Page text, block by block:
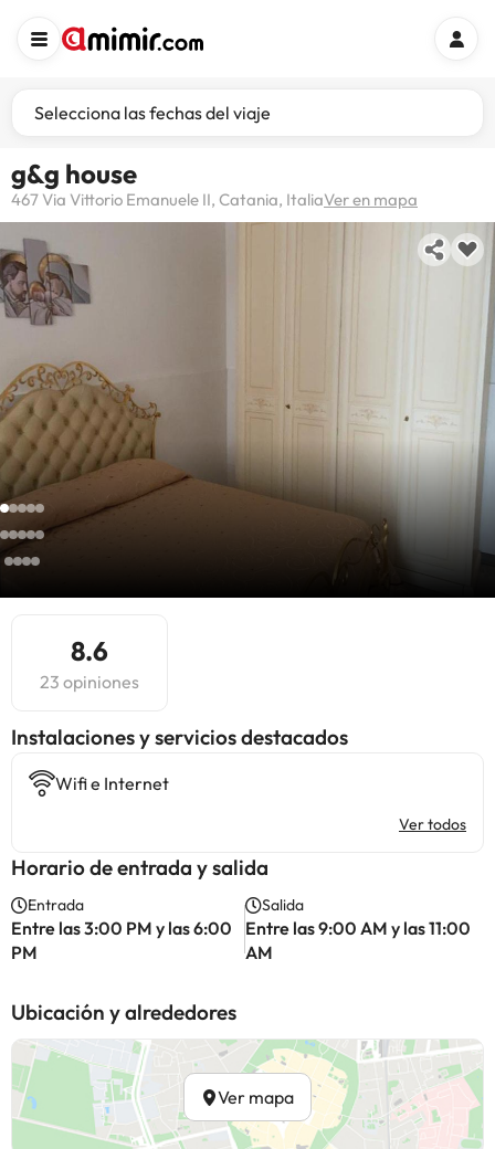
Selecciona las fechas del viaje
g&g house
467 Via Vittorio Emanuele II, Catania, ItaliaVer en mapa
8.6
23 opiniones
Instalaciones y servicios destacados
Wifi e Internet
Ver todos
Horario de entrada y salida
Entrada
Entre las 3:00 PM y las 6:00
PM
Salida
Entre las 9:00 AM y las 11:00
AM
Ubicación y alrededores
Ver mapa